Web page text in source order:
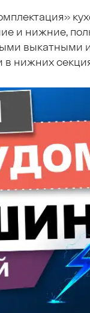
и нижние,
выкатными
нижних